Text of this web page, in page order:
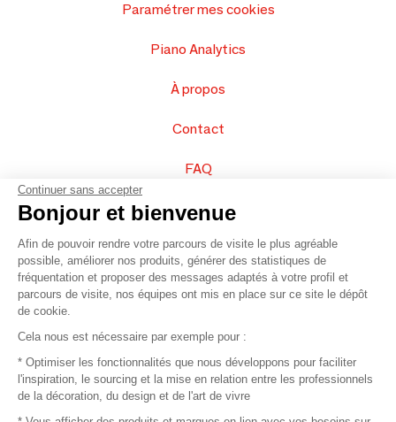
Paramétrer mes cookies
Piano Analytics
À propos
Contact
FAQ
Vendez vos produits
Plan du site
© 2016 –Organisation SAFI
Recrutement
Continuer sans accepter
Bonjour et bienvenue
Afin de pouvoir rendre votre parcours de visite le plus agréable
possible, améliorer nos produits, générer des statistiques de
fréquentation et proposer des messages adaptés à votre profil et
parcours de visite, nos équipes ont mis en place sur ce site le dépôt
de cookie.
Cela nous est nécessaire par exemple pour :
* Optimiser les fonctionnalités que nous développons pour faciliter
l'inspiration, le sourcing et la mise en relation entre les professionnels
de la décoration, du design et de l'art de vivre